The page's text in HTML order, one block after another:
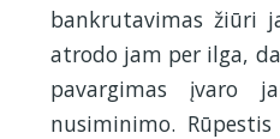
bankrutavimas žiūri
atrodo jam per ilga,
pavargimas įvaro
nusiminimo.